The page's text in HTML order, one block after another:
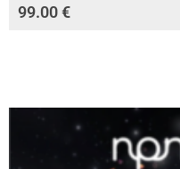
99.00€